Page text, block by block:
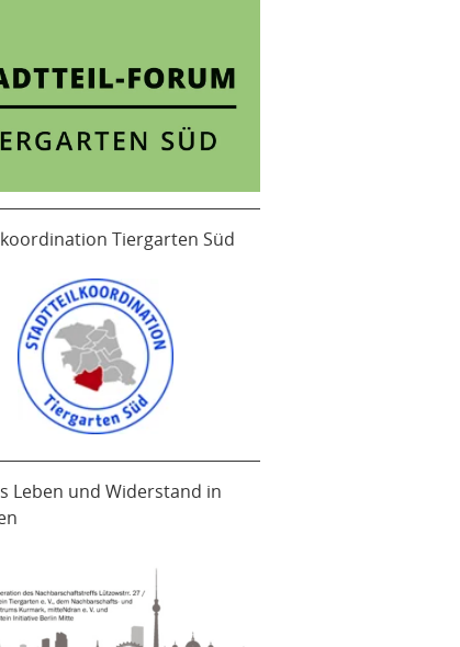
Tiergarten Süd
Leben und Widerstand in